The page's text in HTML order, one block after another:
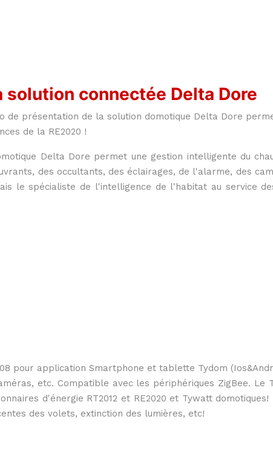
solution connectée Delta Dore
de présentation de la solution domotique Delta Dore
de la RE2020 !
Delta Dore permet une gestion intelligente du
des occultants, des éclairages, de l'alarme, des
le spécialiste de l'intelligence de l'habitat au service
pour application Smartphone et tablette Tydom
etc. Compatible avec les périphériques ZigBee. Le
d'énergie RT2012 et RE2020 et Tywatt domotiques!
des volets, extinction des lumières, etc!